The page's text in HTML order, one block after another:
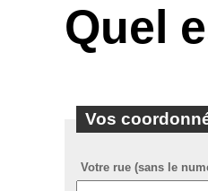
Quel
Vos
Votre rue (sans le